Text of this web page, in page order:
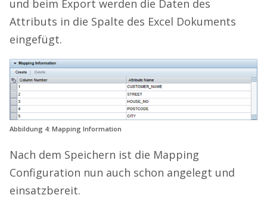
und beim Export werden die Daten des
Attributs in die Spalte des Excel Dokuments
eingefügt.
Abbildung 4: Mapping Information
Nach dem Speichern ist die Mapping
Configuration nun auch schon angelegt und
einsatzbereit.